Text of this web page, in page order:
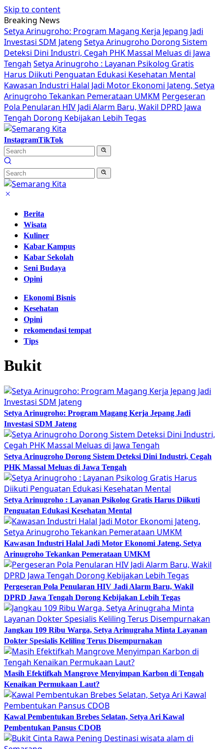
Skip to content
Breaking News
Setya Arinugroho: Program Magang Kerja Jepang Jadi
Investasi SDM Jateng Setya Arinugroho Dorong Sistem
Deteksi Dini Industri, Cegah PHK Massal Meluas di Jawa
Tengah Setya Arinugroho : Layanan Psikolog Gratis
Harus Diikuti Penguatan Edukasi Kesehatan Mental
Kawasan Industri Halal Jadi Motor Ekonomi Jateng, Setya
Arinugroho Tekankan Pemerataan UMKM Pergeseran
Pola Penularan HIV Jadi Alarm Baru, Wakil DPRD Jawa
Tengah Dorong Kebijakan Lebih Tegas
InstagramTikTok
Berita
Wisata
Kuliner
Kabar Kampus
Kabar Sekolah
Seni Budaya
Opini
Ekonomi Bisnis
Kesehatan
Opini
rekomendasi tempat
Tips
Bukit
Setya Arinugroho: Program Magang Kerja Jepang Jadi
Investasi SDM Jateng
Setya Arinugroho Dorong Sistem Deteksi Dini Industri, Cegah
PHK Massal Meluas di Jawa Tengah
Setya Arinugroho : Layanan Psikolog Gratis Harus Diikuti
Penguatan Edukasi Kesehatan Mental
Kawasan Industri Halal Jadi Motor Ekonomi Jateng, Setya
Arinugroho Tekankan Pemerataan UMKM
Pergeseran Pola Penularan HIV Jadi Alarm Baru, Wakil
DPRD Jawa Tengah Dorong Kebijakan Lebih Tegas
Jangkau 109 Ribu Warga, Setya Arinugraha Minta Layanan
Dokter Spesialis Keliling Terus Disempurnakan
Masih Efektifkah Mangrove Menyimpan Karbon di Tengah
Kenaikan Permukaan Laut?
Kawal Pembentukan Brebes Selatan, Setya Ari Kawal
Pembentukan Pansus CDOB